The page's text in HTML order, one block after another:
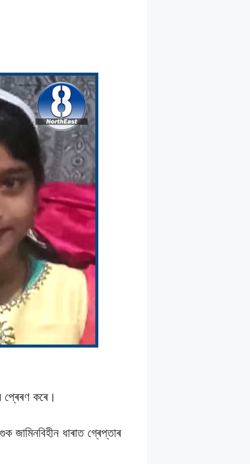
প্ৰেৰণ কৰে।
ধাৰাত গ্ৰেপ্তাৰ